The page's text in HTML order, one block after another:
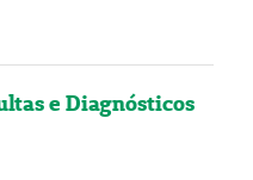
e Diagnósticos